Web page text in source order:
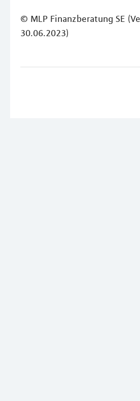
© MLP Finanzberatung SE
30.06.2023)